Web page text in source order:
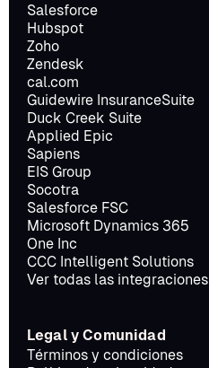
Salesforce
Hubspot
Zoho
Zendesk
cal.com
Guidewire InsuranceSuite
Duck Creek Suite
Applied Epic
Sapiens
EIS Group
Socotra
Salesforce FSC
Microsoft Dynamics 365
One Inc
CCC Intelligent Solutions
Ver todas las integraciones
Legal y Comunidad
Términos y condiciones